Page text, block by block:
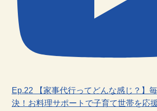
Ep.22 【家事代行ってどんな感じ？】
決！お料理サポートで子育て世帯を応